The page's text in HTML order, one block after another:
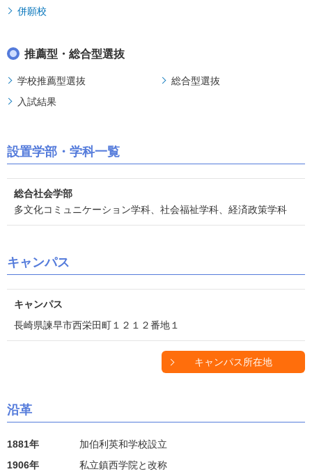
併願校
推薦型・総合型選抜
学校推薦型選抜
総合型選抜
入試結果
設置学部・学科一覧
総合社会学部
多文化コミュニケーション学科、社会福祉学科、経済政策学科
キャンパス
キャンパス
長崎県諫早市西栄田町１２１２番地１
キャンパス所在地
沿革
1881年
加伯利英和学校設立
1906年
私立鎮西学院と改称